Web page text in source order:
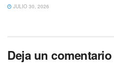
JULIO 30, 2026
Deja un comentario